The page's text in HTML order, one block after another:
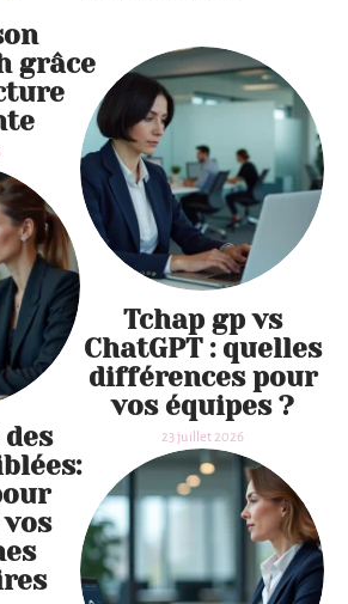
grâce
Tchap gp vs
ChatGPT : quelles
différences pour
vos équipes ?
23 juillet 2026